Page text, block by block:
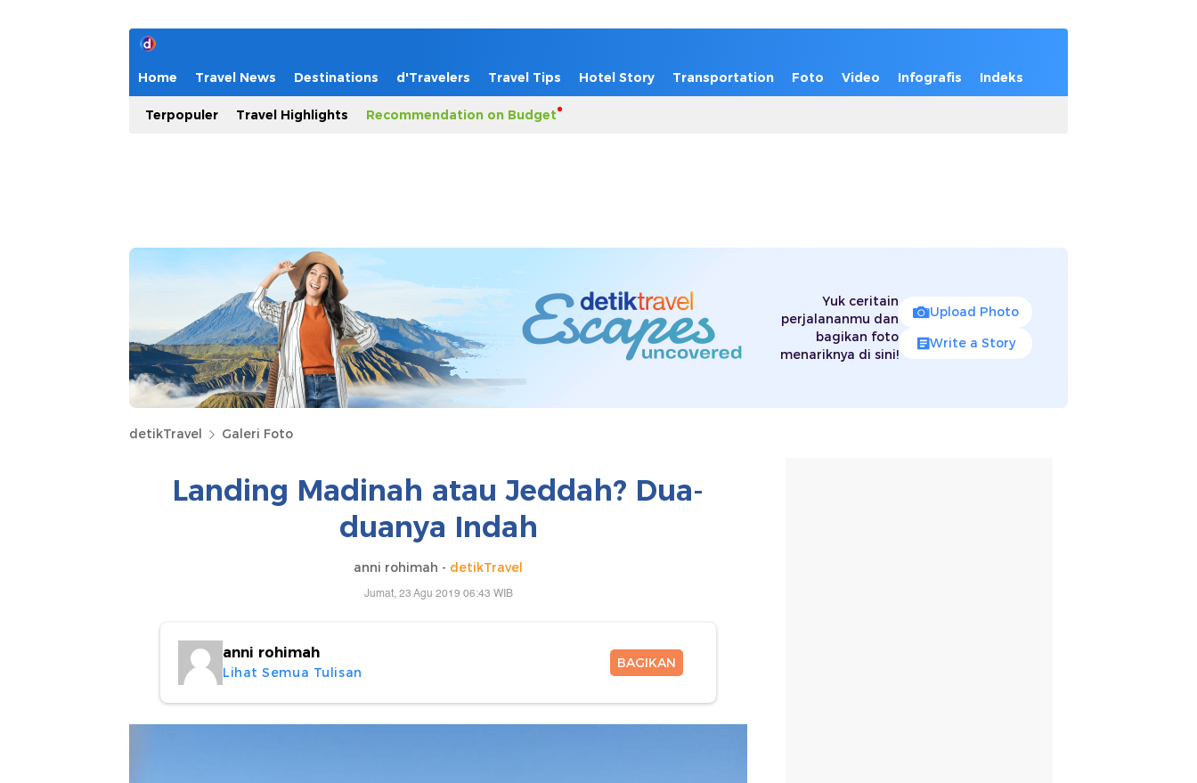
Home Travel News Destinations d'Travelers Travel Tips Hotel Story Transportation Foto Video Infografis Indeks
Terpopuler Travel Highlights Recommendation on Budget
Yuk ceritain
perjalananmu dan
bagikan foto
menariknya di sini!
Upload Photo
Write a Story
detikTravel Galeri Foto
Landing Madinah atau Jeddah? Dua-
duanya Indah
anni rohimah - detikTravel
Jumat, 23 Agu 2019 06:43 WIB
anni rohimah
Lihat Semua Tulisan
BAGIKAN